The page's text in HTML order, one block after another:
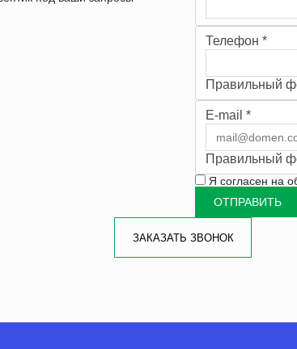
Телефон *
Правильный
E-mail *
Правильный
Я согласен на
ЗАКАЗАТЬ ЗВОНОК